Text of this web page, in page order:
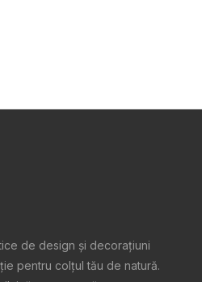
de design şi decoraţiuni
pentru colţul tău de natură.